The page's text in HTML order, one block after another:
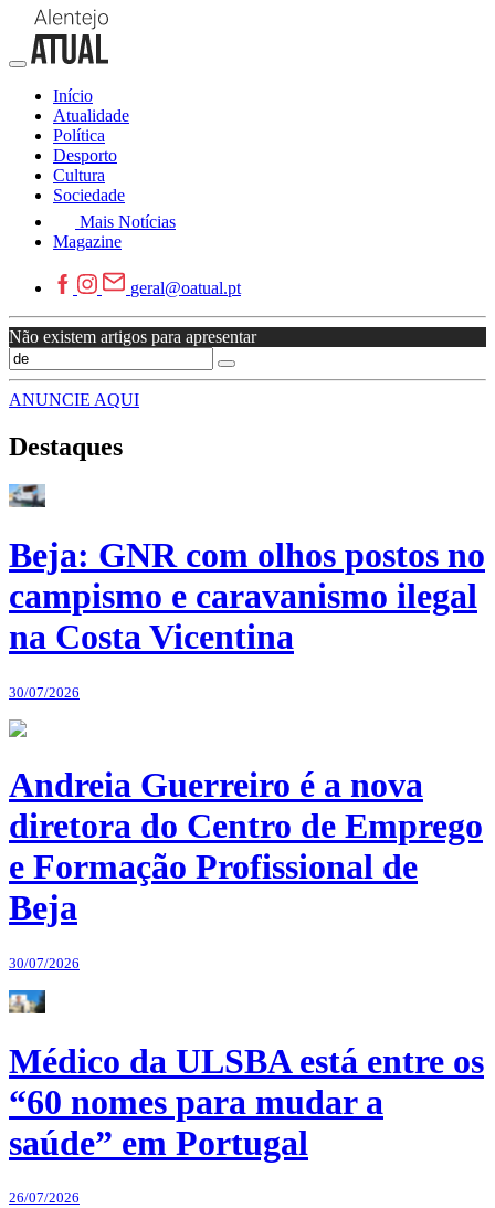
Início
Atualidade
Política
Desporto
Cultura
Sociedade
Mais Notícias
Magazine
geral@oatual.pt
Não existem artigos para apresentar
ANUNCIE AQUI
Destaques
Beja: GNR com olhos postos no
campismo e caravanismo ilegal
na Costa Vicentina
30/07/2026
Andreia Guerreiro é a nova
diretora do Centro de Emprego
e Formação Profissional de
Beja
30/07/2026
Médico da ULSBA está entre os
“60 nomes para mudar a
saúde” em Portugal
26/07/2026